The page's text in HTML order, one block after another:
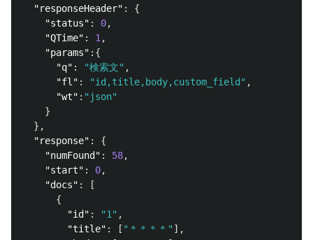
"responseHeader" :
{
"status" : 0,
"QTime" : 1 ,
"params" :{
"q" : "検索文" ,
"fl" : "id,title,body,custom_field" ,
"wt" : "json"
}
},
"response" :
{
"numFound" : 58,
"start" : 0,
"docs" :
[
{
"id" : "1" ,
"title" : [ "＊＊＊＊" ],